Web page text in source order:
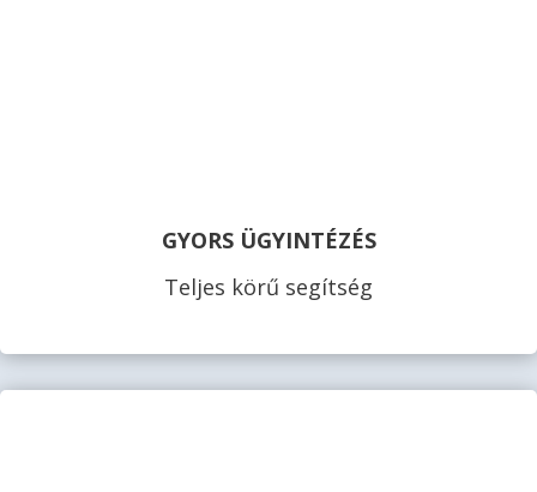
GYORS ÜGYINTÉZÉS
Teljes körű segítség